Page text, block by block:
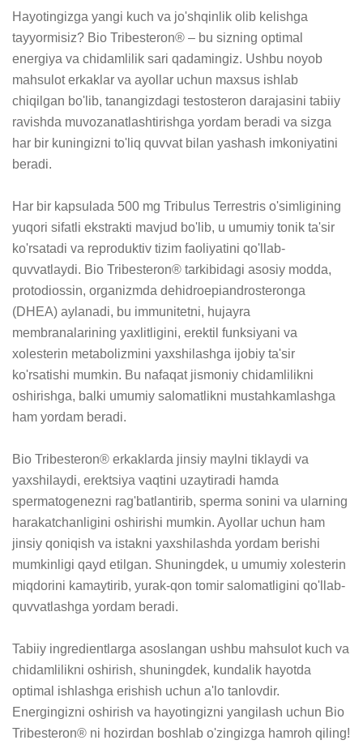
Hayotingizga yangi kuch va jo'shqinlik olib kelishga
tayyormisiz? Bio Tribesteron® – bu sizning optimal
energiya va chidamlilik sari qadamingiz. Ushbu noyob
mahsulot erkaklar va ayollar uchun maxsus ishlab
chiqilgan bo'lib, tanangizdagi testosteron darajasini tabiiy
ravishda muvozanatlashtirishga yordam beradi va sizga
har bir kuningizni to'liq quvvat bilan yashash imkoniyatini
beradi.
Har bir kapsulada 500 mg Tribulus Terrestris o'simligining
yuqori sifatli ekstrakti mavjud bo'lib, u umumiy tonik ta'sir
ko'rsatadi va reproduktiv tizim faoliyatini qo'llab-
quvvatlaydi. Bio Tribesteron® tarkibidagi asosiy modda,
protodiossin, organizmda dehidroepiandrosteronga
(DHEA) aylanadi, bu immunitetni, hujayra
membranalarining yaxlitligini, erektil funksiyani va
xolesterin metabolizmini yaxshilashga ijobiy ta'sir
ko'rsatishi mumkin. Bu nafaqat jismoniy chidamlilikni
oshirishga, balki umumiy salomatlikni mustahkamlashga
ham yordam beradi.
Bio Tribesteron® erkaklarda jinsiy maylni tiklaydi va
yaxshilaydi, erektsiya vaqtini uzaytiradi hamda
spermatogenezni rag'batlantirib, sperma sonini va ularning
harakatchanligini oshirishi mumkin. Ayollar uchun ham
jinsiy qoniqish va istakni yaxshilashda yordam berishi
mumkinligi qayd etilgan. Shuningdek, u umumiy xolesterin
miqdorini kamaytirib, yurak-qon tomir salomatligini qo'llab-
quvvatlashga yordam beradi.
Tabiiy ingredientlarga asoslangan ushbu mahsulot kuch va
chidamlilikni oshirish, shuningdek, kundalik hayotda
optimal ishlashga erishish uchun a'lo tanlovdir.
Energingizni oshirish va hayotingizni yangilash uchun Bio
Tribesteron® ni hozirdan boshlab o'zingizga hamroh qiling!